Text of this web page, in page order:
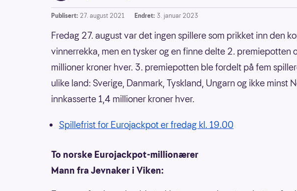
Publisert: 27. august 2021 Endret: 3. januar 2023
Fredag 27. august var det ingen spillere som prikket inn den
vinnerrekka, men en tysker og en finne delte 2. premiepotten
millioner kroner hver. 3. premiepotten ble fordelt på fem
ulike land: Sverige, Danmark, Tyskland, Ungarn og ikke minst
innkasserte 1,4 millioner kroner hver.
Spillefrist for Eurojackpot er fredag kl. 19.00
To norske Eurojackpot-millionærer
Mann fra Jevnaker i Viken: